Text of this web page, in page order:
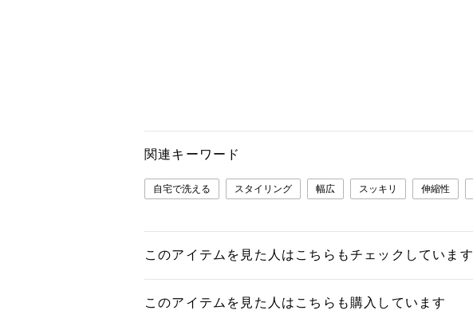
関連キーワード
自宅で洗える スタイリング 幅広 スッキリ 伸縮性
このアイテムを見た人はこちらもチェックしています
このアイテムを見た人はこちらも購入しています